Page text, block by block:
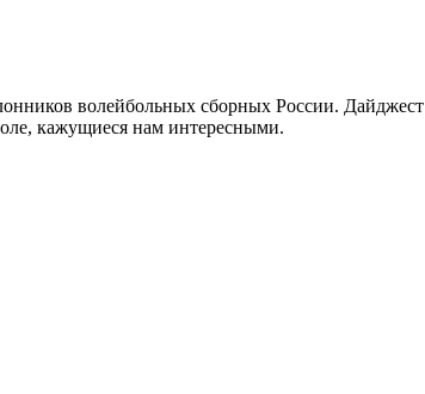
волейбольных сборных России.
кажущиеся нам интересными.